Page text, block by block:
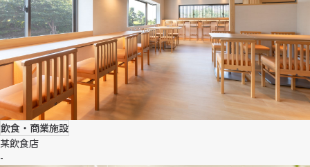
飲食・商業施設
某飲食店
-